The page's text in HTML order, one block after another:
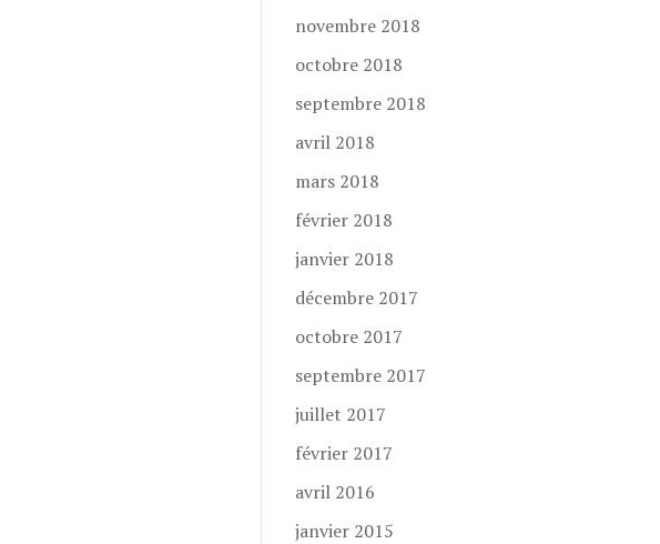
novembre 2018
octobre 2018
septembre 2018
avril 2018
mars 2018
février 2018
janvier 2018
décembre 2017
octobre 2017
septembre 2017
juillet 2017
février 2017
avril 2016
janvier 2015